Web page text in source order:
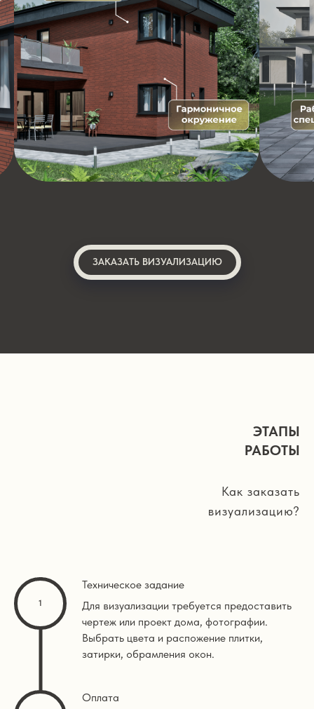
ЗАКАЗАТЬ ВИЗУАЛИЗАЦИЮ
ЭТАПЫ
РАБОТЫ
Как заказать
визуализацию?
Техническое задание
Для визуализации требуется предоставить
чертеж или проект дома, фотографии.
Выбрать цвета и распожение плитки,
затирки, обрамления окон.
Оплата